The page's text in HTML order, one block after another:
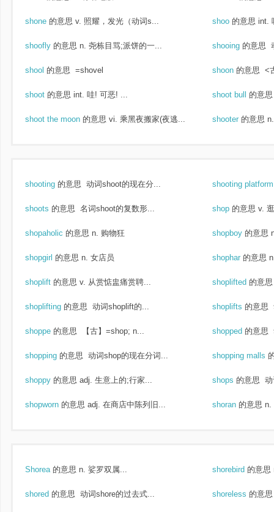
shone 的意思 v. 照耀，发光（动词s... shoo 的意思 int.
shoofly 的意思 n. 尧栋目骂;派饼的一... shooing 的意思
shool 的意思 =shovel shoon 的意思 <
shoot 的意思 int. 哇! 可恶! ... shoot bull 的意思
shoot the moon 的意思 vi. 乘黑夜搬家(夜逃... shooter 的意思
shooting 的意思 动词shoot的现在分... shooting
shoots 的意思 名词shoot的复数形... shop 的意思 v.
shopaholic 的意思 n. 购物狂 shopboy 的意思
shopgirl 的意思 n. 女店员 shophar 的意思
shoplift 的意思 v. 从赏惦盅痛赏聘... shoplifted 的意思
shoplifting 的意思 动词shoplift的... shoplifts 的意思
shoppe 的意思 【古】=shop; n... shopped 的意思
shopping 的意思 动词shop的现在分词... shopping malls
shoppy 的意思 adj. 生意上的;行家... shops 的意思
shopworn 的意思 adj. 在商店中陈列旧... shoran 的意思 n.
Shorea 的意思 n. 娑罗双属... shorebird 的意思
shored 的意思 动词shore的过去式... shoreless 的意思